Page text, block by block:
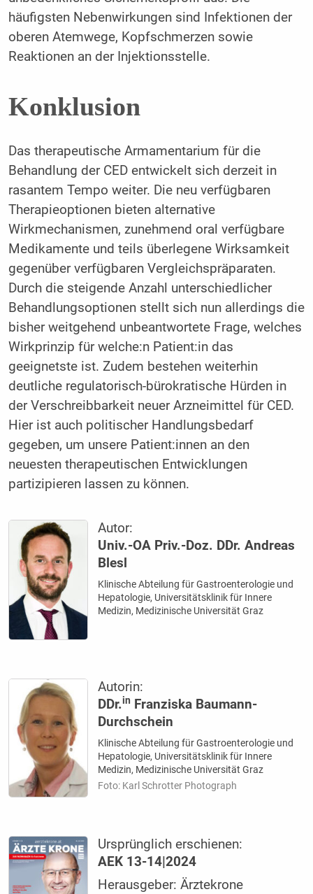
häufigsten Nebenwirkungen sind Infektionen der
oberen Atemwege, Kopfschmerzen sowie
Reaktionen an der Injektionsstelle.
Konklusion
Das therapeutische Armamentarium für die
Behandlung der CED entwickelt sich derzeit in
rasantem Tempo weiter. Die neu verfügbaren
Therapieoptionen bieten alternative
Wirkmechanismen, zunehmend oral verfügbare
Medikamente und teils überlegene Wirksamkeit
gegenüber verfügbaren Vergleichspräparaten.
Durch die steigende Anzahl unterschiedlicher
Behandlungsoptionen stellt sich nun allerdings die
bisher weitgehend unbeantwortete Frage, welches
Wirkprinzip für welche:n Patient:in das
geeignetste ist. Zudem bestehen weiterhin
deutliche regulatorisch-bürokratische Hürden in
der Verschreibbarkeit neuer Arzneimittel für CED.
Hier ist auch politischer Handlungsbedarf
gegeben, um unsere Patient:innen an den
neuesten therapeutischen Entwicklungen
partizipieren lassen zu können.
Autor:
Univ.-OA Priv.-Doz. DDr. Andreas
Blesl
Klinische Abteilung für Gastroenterologie und
Hepatologie, Universitätsklinik für Innere
Medizin, Medizinische Universität Graz
Autorin:
DDr.in
Franziska Baumann-
Durchschein
Klinische Abteilung für Gastroenterologie und
Hepatologie, Universitätsklinik für Innere
Medizin, Medizinische Universität Graz
Foto: Karl Schrotter Photograph
Ursprünglich erschienen:
AEK 13-14|2024
Herausgeber: Ärztekrone